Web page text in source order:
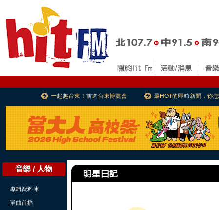
一起趣台東！前進台東博覽會 最HOT的即時新聞，你
音樂 / 人物
專輯資料庫
單曲首播